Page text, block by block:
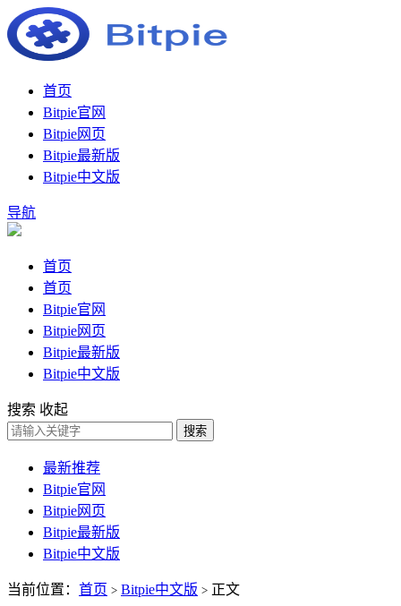
首页
Bitpie官网
Bitpie网页
Bitpie最新版
Bitpie中文版
导航
首页
首页
Bitpie官网
Bitpie网页
Bitpie最新版
Bitpie中文版
搜索 收起
搜索
最新推荐
Bitpie官网
Bitpie网页
Bitpie最新版
Bitpie中文版
当前位置： 首页 > Bitpie中文版 > 正文